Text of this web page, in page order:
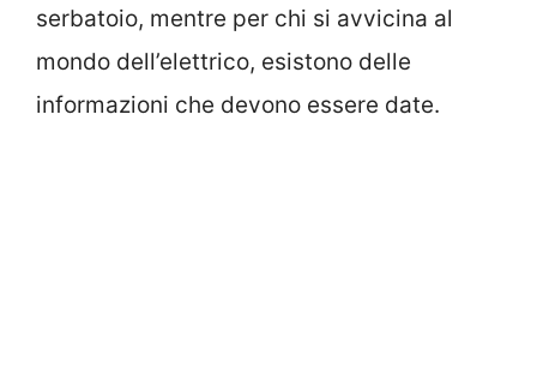
serbatoio, mentre per chi si avvicina al
mondo dell’elettrico, esistono delle
informazioni che devono essere date.